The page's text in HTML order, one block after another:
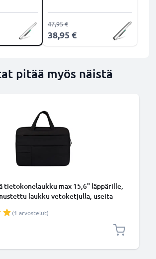
38,95 €
47,95 €
pitää myös näistä
tietokonelaukku max 15,6" läppärille,
laukku vetoketjulla, useita
(1 arvostelut)